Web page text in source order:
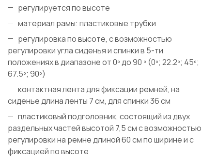
регулируется по высоте
материал рамы: пластиковые трубки
регулировка по высоте, с возможностью
регулировки угла сиденья и спинки в 5-ти
положениях в диапазоне от 0º до 90 º (0º; 22.2º; 45º;
67.5º; 90º)
контактная лента для фиксации ремней, на
сиденье длина ленты 7 см, для спинки 36 см
пластиковый подголовник, состоящий из двух
раздельных частей высотой 7,5 см с возможностью
регулировки на ремне длиной 60 см по ширине и с
фиксацией по высоте